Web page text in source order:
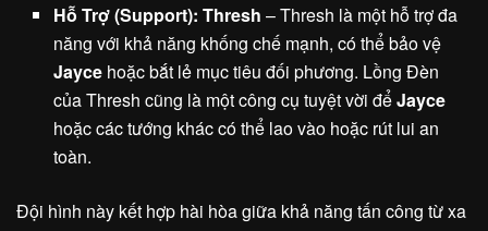
Hỗ Trợ (Support): Thresh – Thresh là một hỗ trợ đa
năng với khả năng khống chế mạnh, có thể bảo vệ
Jayce hoặc bắt lẻ mục tiêu đối phương. Lồng Đèn
của Thresh cũng là một công cụ tuyệt vời đểJayce
hoặc các tướng khác có thể lao vào hoặc rút lui an
toàn.
Đội hình này kết hợp hài hòa giữa khả năng tấn công từ xa